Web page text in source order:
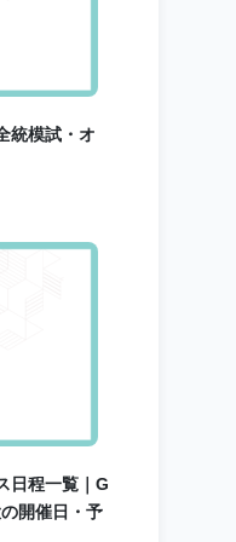
統模試・オ
日程一覧｜G
開催日・予